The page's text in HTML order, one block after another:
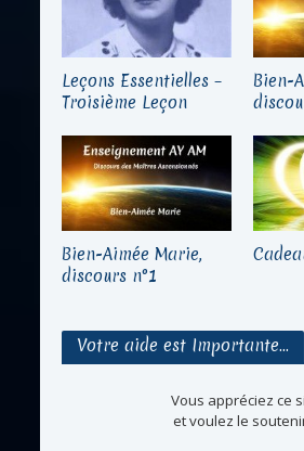
Leçons Essentielles –
Troisième Leçon
Bien-
Bien-Aimée Marie,
discours n°1
Votre aide est Importante…
Vous appréciez ce
et voulez le